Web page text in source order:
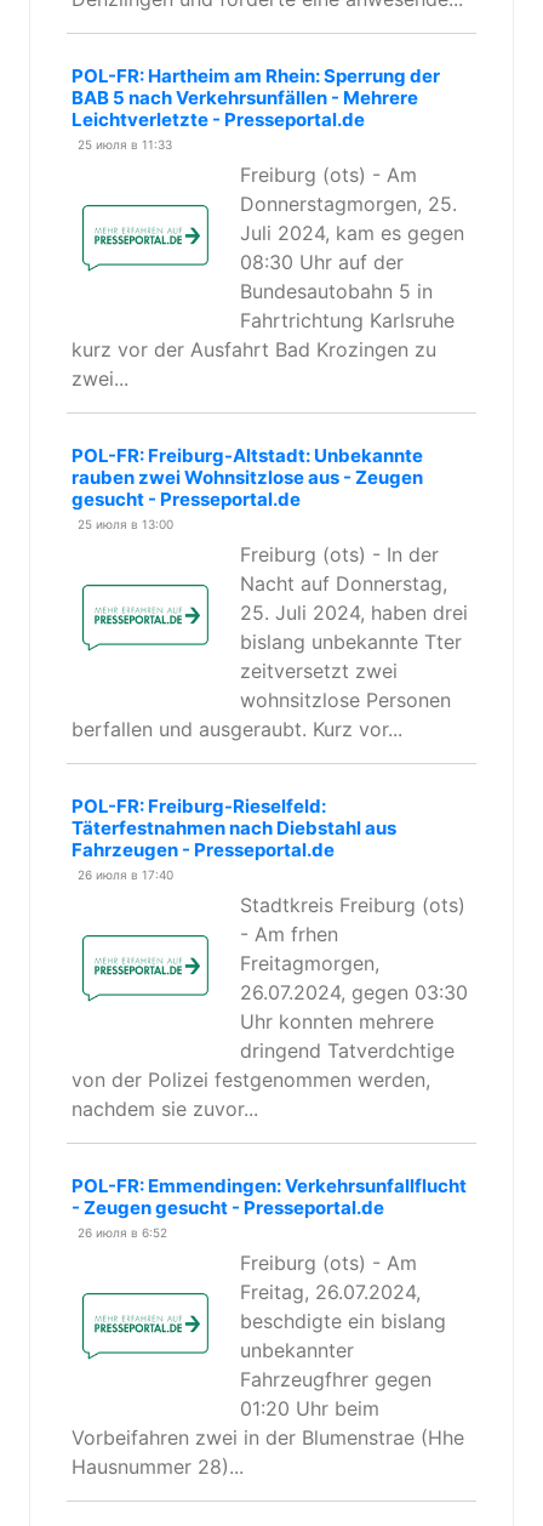
POL-FR: Hartheim am Rhein: Sperrung der
BAB 5 nach Verkehrsunfällen - Mehrere
Leichtverletzte - Presseportal.de
25 июля в 11:33
Freiburg (ots) - Am
Donnerstagmorgen, 25.
Juli 2024, kam es gegen
08:30 Uhr auf der
Bundesautobahn 5 in
Fahrtrichtung Karlsruhe
kurz vor der Ausfahrt Bad Krozingen zu
zwei...
POL-FR: Freiburg-Altstadt: Unbekannte
rauben zwei Wohnsitzlose aus - Zeugen
gesucht - Presseportal.de
25 июля в 13:00
Freiburg (ots) - In der
Nacht auf Donnerstag,
25. Juli 2024, haben drei
bislang unbekannte Tter
zeitversetzt zwei
wohnsitzlose Personen
berfallen und ausgeraubt. Kurz vor...
POL-FR: Freiburg-Rieselfeld:
Täterfestnahmen nach Diebstahl aus
Fahrzeugen - Presseportal.de
26 июля в 17:40
Stadtkreis Freiburg (ots)
- Am frhen
Freitagmorgen,
26.07.2024, gegen 03:30
Uhr konnten mehrere
dringend Tatverdchtige
von der Polizei festgenommen werden,
nachdem sie zuvor...
POL-FR: Emmendingen: Verkehrsunfallflucht
- Zeugen gesucht - Presseportal.de
26 июля в 6:52
Freiburg (ots) - Am
Freitag, 26.07.2024,
beschdigte ein bislang
unbekannter
Fahrzeugfhrer gegen
01:20 Uhr beim
Vorbeifahren zwei in der Blumenstrae (Hhe
Hausnummer 28)...